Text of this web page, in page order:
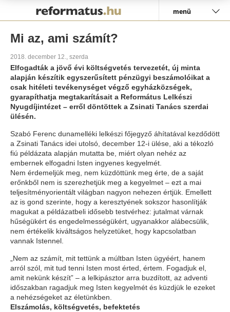
menü
Mi az, ami számít?
2018. december 12., szerda
Elfogadták a jövő évi költségvetés tervezetét, új minta
alapján készítik egyszerűsített pénzügyi beszámolóikat a
csak hitéleti tevékenységet végző egyházközségek,
gyarapíthatja megtakarításait a Református Lelkészi
Nyugdíjintézet – erről döntöttek a Zsinati Tanács szerdai
ülésén.
Szabó Ferenc dunamelléki lelkészi főjegyző áhítatával kezdődött
a Zsinati Tanács idei utolsó, december 12-i ülése, aki a tékozló
fiú példázata alapján mutatta be, miért olyan nehéz az
embernek elfogadni Isten ingyenes kegyelmét.
Nem érdemeljük meg, nem küzdöttünk meg érte, de a saját
erőnkből nem is szerezhetjük meg a kegyelmet – ezt a mai
teljesítményorientált világban nagyon nehezen értjük. Emellett
az is gond szerinte, hogy a keresztyének sokszor hasonlítják
magukat a példázatbeli idősebb testvérhez: jutalmat várnak
hűségükért és engedelmességükért, ugyanakkor alábecsülik,
nem értékelik kiváltságos helyzetüket, hogy kapcsolatban
vannak Istennel.
„Nem az számít, mit tettünk a múltban Isten ügyéért, hanem
arról szól, mit tud tenni Isten most érted, értem. Fogadjuk el,
amit nekünk készít” – a lelkipásztor arra buzdított, az adventi
időszakban ragadjuk meg Isten kegyelmét és küzdjük le ezeket
a nehézségeket az életünkben.
Elszámolás, költségvetés, befektetés